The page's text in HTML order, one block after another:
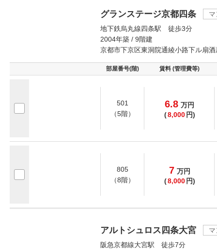
グランステージ京都四条
地下鉄烏丸線四条駅 徒歩3分
2004年築 / 9階建
京都市下京区東洞院通綾小路下ル扇酒
部屋番号(階) 賃料 (管理費等)
501
（5階）
6.8 万円
(8,000 円)
805
（8階）
7 万円
(8,000 円)
アルトシュロス四条大宮
阪急京都線大宮駅 徒歩7分